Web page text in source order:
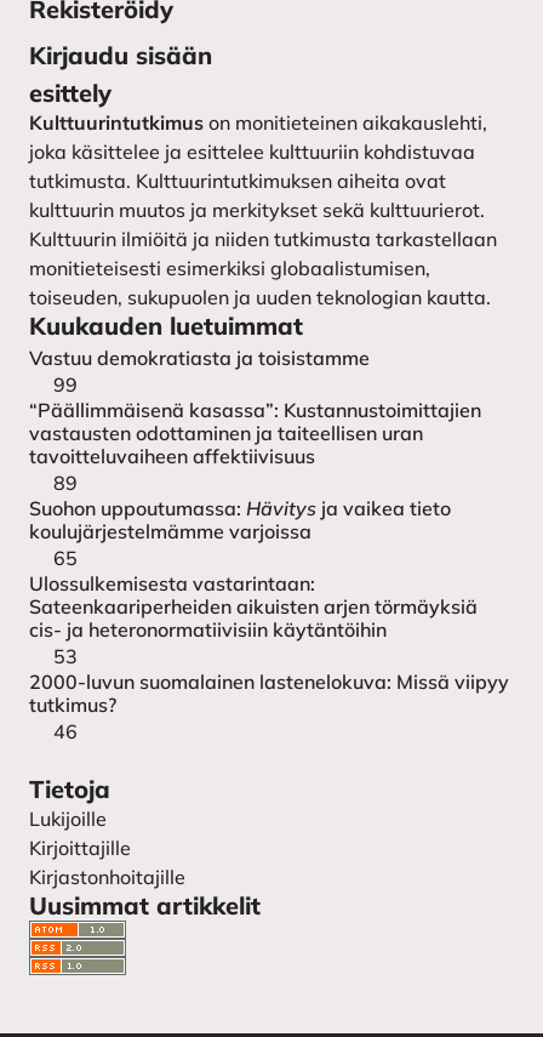
Kulttuurintutkimuksen
seura
Kirjoittajan ohjeet
Kirjoittajaohjeet ruotsiksi –
instruktioner till författarna
Lähetä käsikirjoitus
Rekisteröidy
Kirjaudu sisään
esittely
Kulttuurintutkimus on monitieteinen aikakauslehti,
joka käsittelee ja esittelee kulttuuriin kohdistuvaa
tutkimusta. Kulttuurintutkimuksen aiheita ovat
kulttuurin muutos ja merkitykset sekä kulttuurierot.
Kulttuurin ilmiöitä ja niiden tutkimusta tarkastellaan
monitieteisesti esimerkiksi globaalistumisen,
toiseuden, sukupuolen ja uuden teknologian kautta.
Kuukauden luetuimmat
Vastuu demokratiasta ja toisistamme
99
“Päällimmäisenä kasassa”: Kustannustoimittajien
vastausten odottaminen ja taiteellisen uran
tavoitteluvaiheen affektiivisuus
89
Suohon uppoutumassa: Hävitys ja vaikea tieto
koulujärjestelmämme varjoissa
65
Ulossulkemisesta vastarintaan:
Sateenkaariperheiden aikuisten arjen törmäyksiä
cis- ja heteronormatiivisiin käytäntöihin
53
2000-luvun suomalainen lastenelokuva: Missä viipyy
tutkimus?
46
Tietoja
Lukijoille
Kirjoittajille
Kirjastonhoitajille
Uusimmat artikkelit